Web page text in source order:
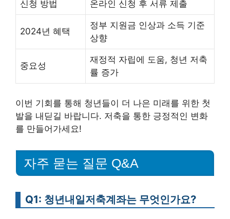
신청 방법 온라인 신청 후 서류 제출
2024년 혜택
정부 지원금 인상과 소득 기준
상향
중요성
재정적 자립에 도움, 청년 저축
률 증가
이번 기회를 통해 청년들이 더 나은 미래를 위한 첫
발을 내딛길 바랍니다. 저축을 통한 긍정적인 변화
를 만들어가세요!
자주 묻는 질문 Q&A
Q1: 청년내일저축계좌는 무엇인가요?